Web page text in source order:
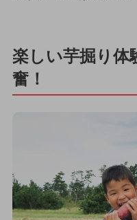
楽しい芋掘り体
奮！